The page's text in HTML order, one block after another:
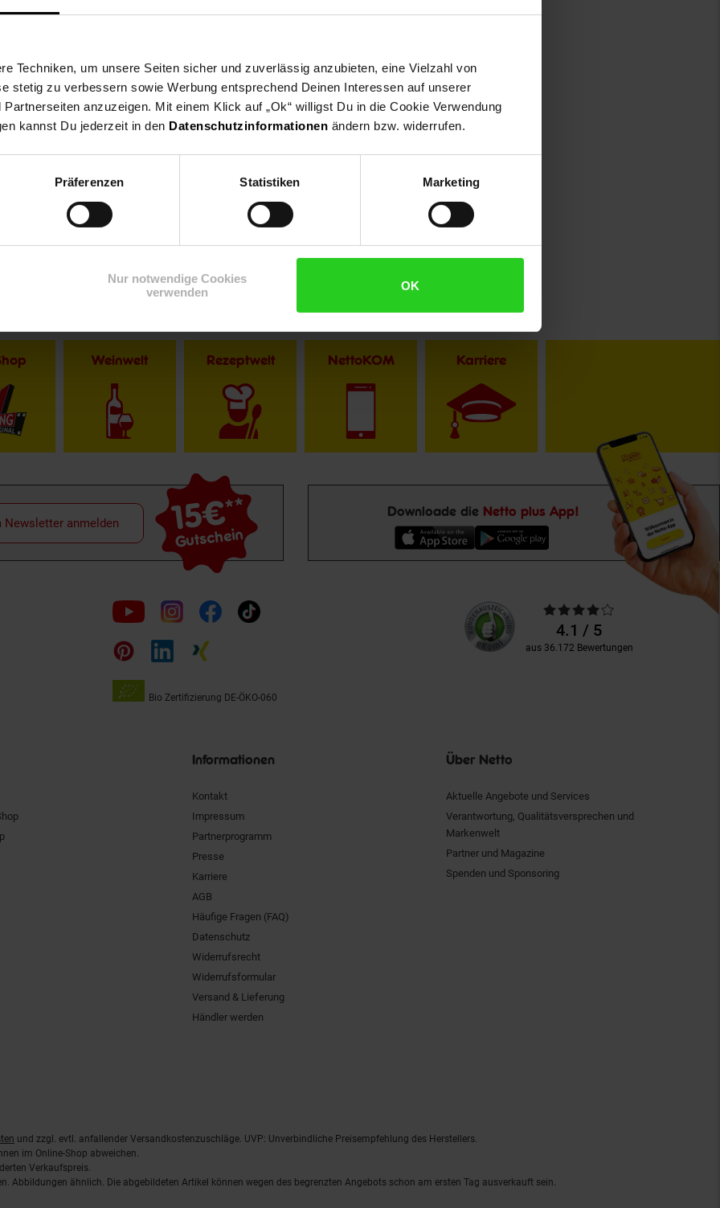
Techniken, um unsere Seiten sicher und zuverlässig anzubieten, eine Vielzahl von
stetig zu verbessern sowie Werbung entsprechend Deinen Interessen auf unserer
anzuzeigen. Mit einem Klick auf „Ok“ willigst Du in die Cookie Verwendung
kannst Du jederzeit in den Datenschutzinformationen ändern bzw. widerrufen.
Präferenzen Statistiken Marketing
Nur notwendige Cookies
verwenden
OK
shosse Str.14202TzaratzovoBulgarienexport@chipolino.com
Weinwelt Rezeptwelt NettoKOM Karriere
15€**
Gutschein
Newsletter anmelden
Downloade die Netto plus App!
Folge
uns
auf
Bio Zertifizierung DE-ÖKO-060
Unsere
Kundenbewertungen
Durchschnittliche
Bewertungen4.1 / 5
aus 36.172 Bewertungen
Informationen
Kontakt
Impressum
Partnerprogramm
Presse
Karriere
AGB
Häufige Fragen (FAQ)
Datenschutz
Widerrufsrecht
Widerrufsformular
Versand & Lieferung
Händler werden
Über Netto
Aktuelle Angebote und Services
Verantwortung, Qualitätsversprechen und
Markenwelt
Partner und Magazine
Spenden und Sponsoring
und zzgl. evtl. anfallender Versandkostenzuschläge. UVP: Unverbindliche Preisempfehlung des Herstellers.
im Online-Shop abweichen.
Verkaufspreis.
Abbildungen ähnlich. Die abgebildeten Artikel können wegen des begrenzten Angebots schon am ersten Tag ausverkauft sein.